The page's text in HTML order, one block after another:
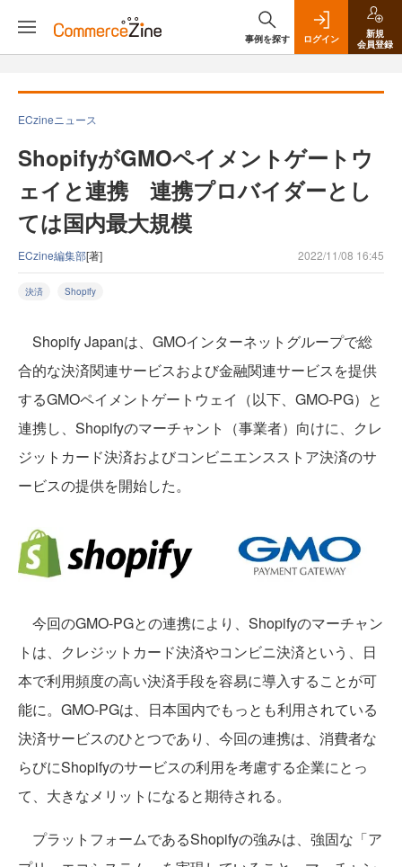
事例を探す ログイン
新規
会員登録
ECzineニュース
ShopifyがGMOペイメントゲートウ
ェイと連携 連携プロバイダーとし
ては国内最大規模
ECzine編集部[著] 2022/11/08 16:45
決済 Shopify
Shopify Japanは、GMOインターネットグループで総
合的な決済関連サービスおよび金融関連サービスを提供
するGMOペイメントゲートウェイ（以下、GMO-PG）と
連携し、Shopifyのマーチャント（事業者）向けに、クレ
ジットカード決済およびコンビニエンスストア決済のサ
ービスの提供を開始した。
今回のGMO-PGとの連携により、Shopifyのマーチャン
トは、クレジットカード決済やコンビニ決済という、日
本で利用頻度の高い決済手段を容易に導入することが可
能に。GMO-PGは、日本国内でもっとも利用されている
決済サービスのひとつであり、今回の連携は、消費者な
らびにShopifyのサービスの利用を考慮する企業にとっ
て、大きなメリットになると期待される。
プラットフォームであるShopifyの強みは、強固な「ア